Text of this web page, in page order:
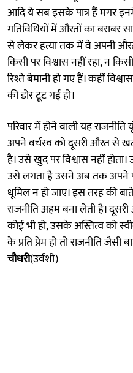
आदि ये सब इसके पात्र हैं मगर
गतिविधियों में औरतों का बराबर
से लेकर हत्या तक में वे अपनी
किसी पर विश्वास नहीं रहा, न
रिश्ते बेमानी हो गए हैं। कहीं
की डोर टूट गई हो।
परिवार में होने वाली यह
अपने वर्चस्व को दूसरी औरत से
है। उसे खुद पर विश्वास नहीं
उसे लगता है उसने अब तक अपने
धूमिल न हो जाए। इस तरह की
राजनीति अहम बना लेती है।
कोई भी हो, उसके अस्तित्व को
के प्रति प्रेम हो तो राजनीति
चौधरी(उर्वशी)